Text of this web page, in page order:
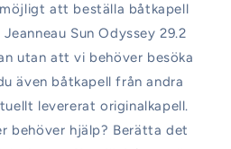
att beställa båtkapell
Sun Odyssey 29.2
utan att vi behöver besöka
även båtkapell från andra
levererat originalkapell.
behöver hjälp? Berätta det